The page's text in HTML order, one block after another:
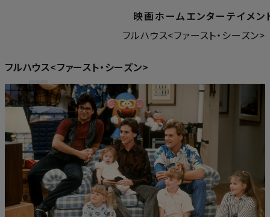
映画ホームエンターテイメン
ホーム
ホームエンターテイメント
フルハウス<ファースト・シーズン>
フルハウス<ファースト・シーズン>